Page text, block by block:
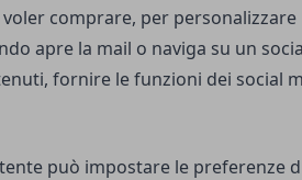
comprare, per
apre la mail o naviga su un
fornire le funzioni dei social
può impostare le preferenze